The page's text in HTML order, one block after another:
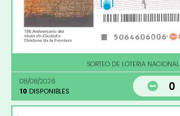
SORTEO DE LOTERIA NACIONAL
08/08/2026
10 DISPONIBLES 0